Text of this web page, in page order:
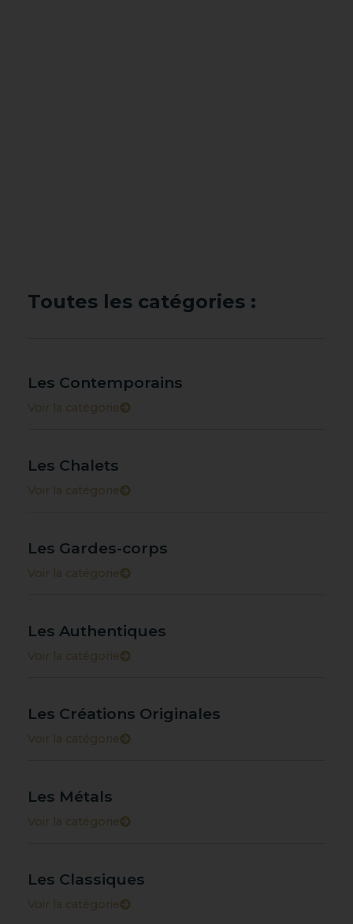
Toutes les catégories :
Les Contemporains
Voir la catégorie
Les Chalets
Voir la catégorie
Les Gardes-corps
Voir la catégorie
Les Authentiques
Voir la catégorie
Les Créations Originales
Voir la catégorie
Les Métals
Voir la catégorie
Les Classiques
Voir la catégorie